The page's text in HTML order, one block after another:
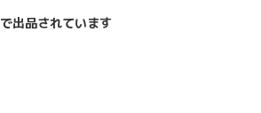
で出品されています